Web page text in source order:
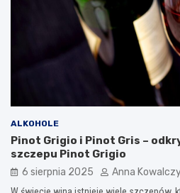
ALKOHOLE
Pinot Grigio i Pinot Gris –
szczepu Pinot Grigio
6 sierpnia 2025 Anna